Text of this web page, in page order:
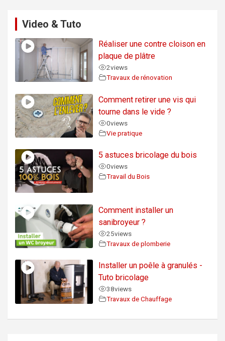
Video & Tuto
Réaliser une contre cloison en
plaque de plâtre
2views
Travaux de rénovation
Comment retirer une vis qui
tourne dans le vide ?
0views
Vie pratique
5 astuces bricolage du bois
0views
Travail du Bois
Comment installer un
sanibroyeur ?
25views
Travaux de plomberie
Installer un poêle à granulés -
Tuto bricolage
38views
Travaux de Chauffage